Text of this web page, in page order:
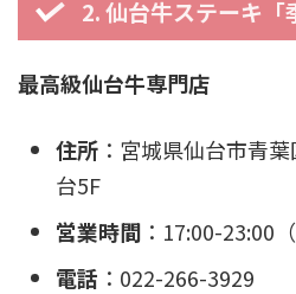
2. 仙台牛ステーキ「
最高級仙台牛専門店
住所 ：宮城県仙台市青
台5F
営業時間 ：17:00-23:00
電話 ：022-266-3929